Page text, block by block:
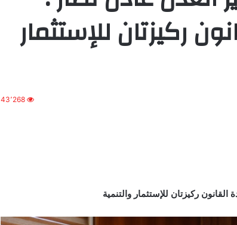
ركيزتان للإستثمار
43٬268
ركيزتان للإستثمار والتنمية